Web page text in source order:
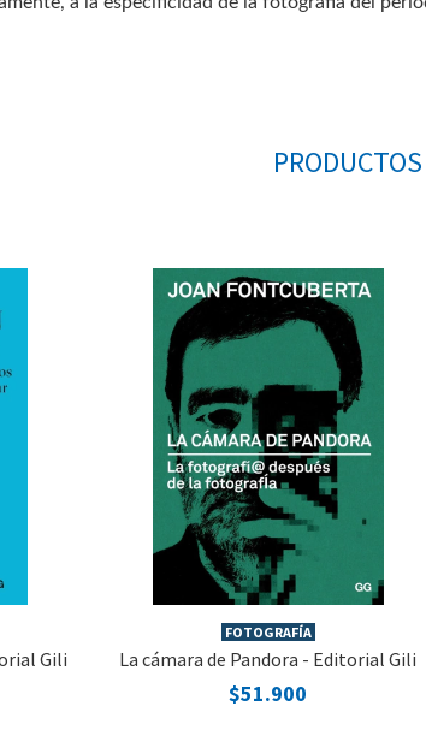
Gili
FOTOGRAFÍA
La cámara de Pandora - Editorial Gili
$51.900